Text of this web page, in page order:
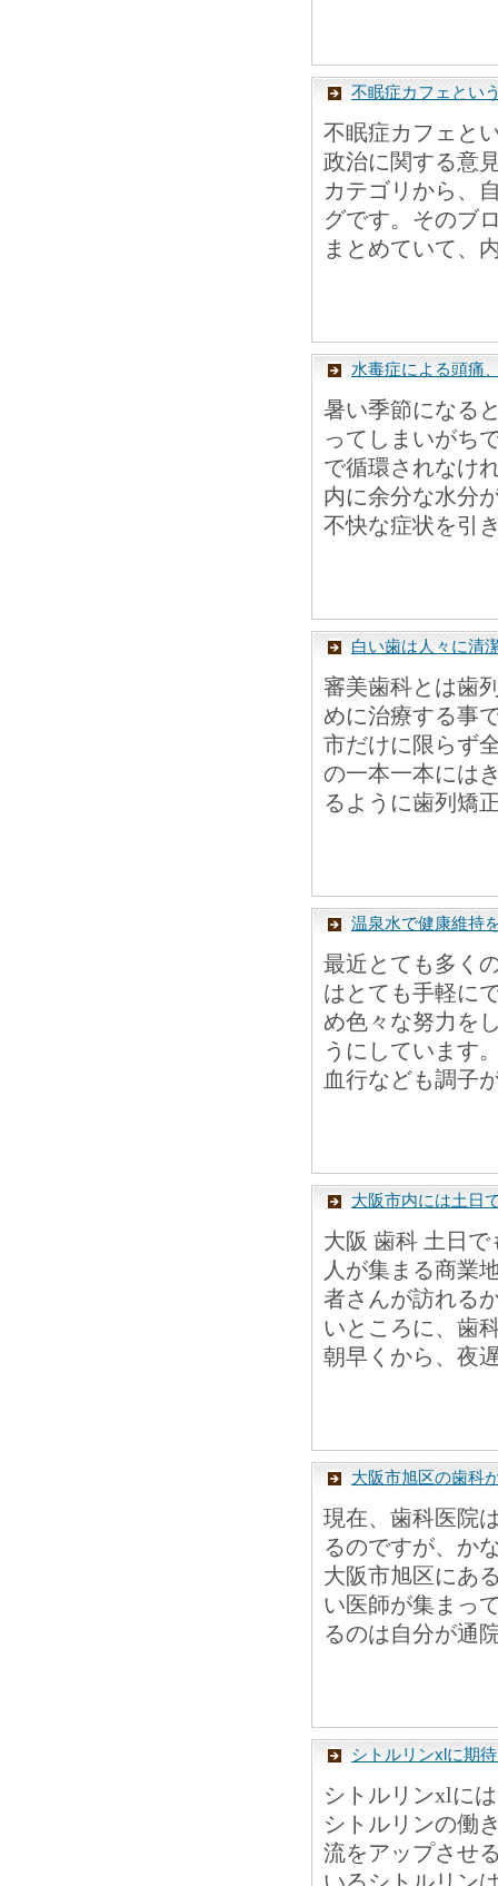
不眠症カフェとい
不眠症カフェと
政治に関する意
カテゴリから、
グです。そのブ
まとめていて、
水毒症による頭痛
暑い季節になる
ってしまいがち
で循環されなけ
内に余分な水分
不快な症状を引
白い歯は人々に清
審美歯科とは歯
めに治療する事
市だけに限らず
の一本一本には
るように歯列矯
温泉水で健康維持
最近とても多く
はとても手軽に
め色々な努力を
うにしています
血行なども調子
大阪市内には土日
大阪 歯科 土日
人が集まる商業
者さんが訪れる
いところに、歯
朝早くから、夜
大阪市旭区の歯科
現在、歯科医院
るのですが、か
大阪市旭区にあ
い医師が集まっ
るのは自分が通
シトルリンxlに期
シトルリンxlに
シトルリンの働
流をアップさせ